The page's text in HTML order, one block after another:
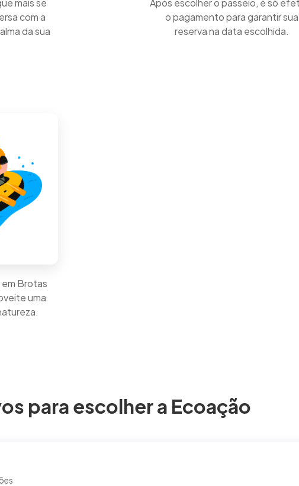
mais se
com a
da sua
Após escolher o passeio, é só
o pagamento para garantir sua
reserva na data escolhida.
Brotas
uma
para escolher a Ecoação